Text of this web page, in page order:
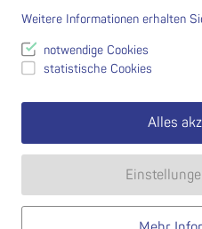
Weitere Informationen erhalten
notwendige Cookies
statistische Cookies
Alles